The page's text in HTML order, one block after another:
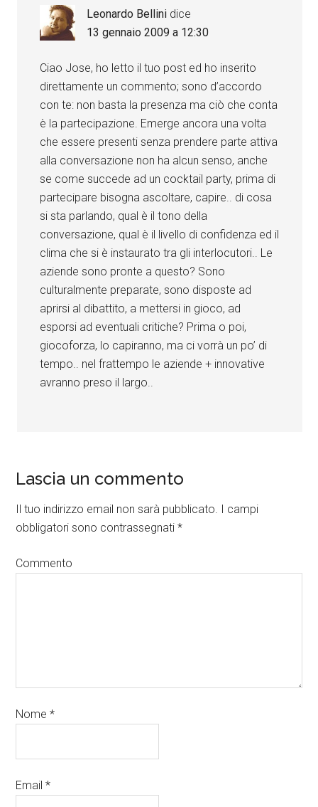
Leonardo Bellini dice
13 gennaio 2009 a 12:30
Ciao Jose, ho letto il tuo post ed ho inserito
direttamente un commento; sono d’accordo
con te: non basta la presenza ma ciò che conta
è la partecipazione. Emerge ancora una volta
che essere presenti senza prendere parte attiva
alla conversazione non ha alcun senso, anche
se come succede ad un cocktail party, prima di
partecipare bisogna ascoltare, capire.. di cosa
si sta parlando, qual è il tono della
conversazione, qual è il livello di confidenza ed il
clima che si è instaurato tra gli interlocutori.. Le
aziende sono pronte a questo? Sono
culturalmente preparate, sono disposte ad
aprirsi al dibattito, a mettersi in gioco, ad
esporsi ad eventuali critiche? Prima o poi,
giocoforza, lo capiranno, ma ci vorrà un po’ di
tempo.. nel frattempo le aziende + innovative
avranno preso il largo..
Lascia un commento
Il tuo indirizzo email non sarà pubblicato. I campi
obbligatori sono contrassegnati*
Commento
Nome*
Email*